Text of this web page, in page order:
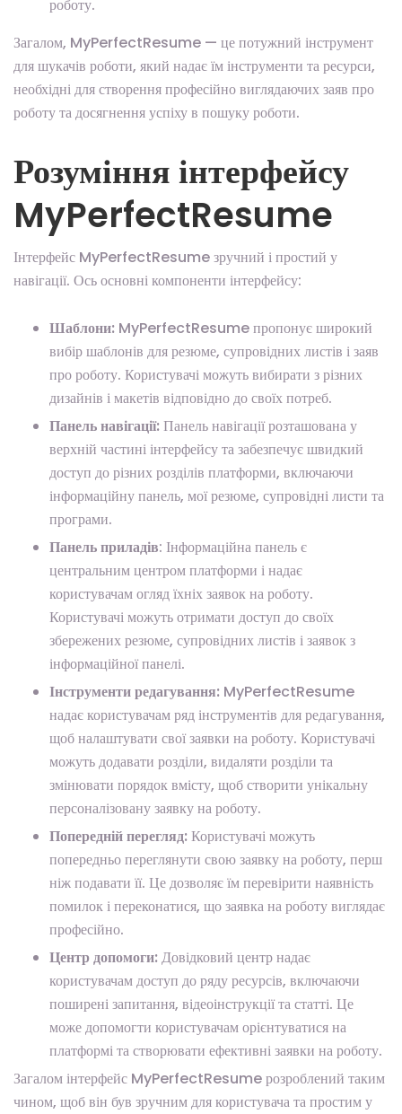
роботу.
Загалом, MyPerfectResume — це потужний інструмент
для шукачів роботи, який надає їм інструменти та ресурси,
необхідні для створення професійно виглядаючих заяв про
роботу та досягнення успіху в пошуку роботи.
Розуміння інтерфейсу
MyPerfectResume
Інтерфейс MyPerfectResume зручний і простий у
навігації. Ось основні компоненти інтерфейсу:
Шаблони: MyPerfectResume пропонує широкий
вибір шаблонів для резюме, супровідних листів і заяв
про роботу. Користувачі можуть вибирати з різних
дизайнів і макетів відповідно до своїх потреб.
Панель навігації:Панель навігації розташована у
верхній частині інтерфейсу та забезпечує швидкий
доступ до різних розділів платформи, включаючи
інформаційну панель, мої резюме, супровідні листи та
програми.
Панель приладів: Інформаційна панель є
центральним центром платформи і надає
користувачам огляд їхніх заявок на роботу.
Користувачі можуть отримати доступ до своїх
збережених резюме, супровідних листів і заявок з
інформаційної панелі.
Інструменти редагування: MyPerfectResume
надає користувачам ряд інструментів для редагування,
щоб налаштувати свої заявки на роботу. Користувачі
можуть додавати розділи, видаляти розділи та
змінювати порядок вмісту, щоб створити унікальну
персоналізовану заявку на роботу.
Попередній перегляд:Користувачі можуть
попередньо переглянути свою заявку на роботу, перш
ніж подавати її. Це дозволяє їм перевірити наявність
помилок і переконатися, що заявка на роботу виглядає
професійно.
Центр допомоги:Довідковий центр надає
користувачам доступ до ряду ресурсів, включаючи
поширені запитання, відеоінструкції та статті. Це
може допомогти користувачам орієнтуватися на
платформі та створювати ефективні заявки на роботу.
Загалом інтерфейс MyPerfectResume розроблений таким
чином, щоб він був зручним для користувача та простим у